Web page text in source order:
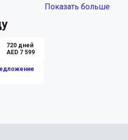
компаньоном в путешествии
с первой секунды. Эта машина
не боится быть в центре
цвета обнимает вас мягкостью
Показать больше
720 дней
AED 7 599